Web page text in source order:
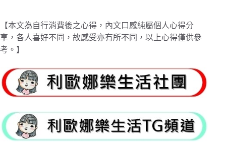
【本文為自行消費後之心得，內文口感純屬個人心得分
享，各人喜好不同，故感受亦有所不同，以上心得僅供參
考。】